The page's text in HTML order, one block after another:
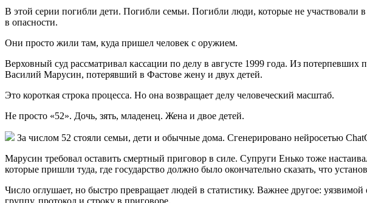
В этой серии погибли дети. Погибли семьи. Погибли люди, которые не участвовали
в опасности.
Они просто жили там, куда пришел человек с оружием.
Верховный суд рассматривал кассации по делу в августе 1999 года. Из
Василий Марусин, потерявший в Фастове жену и двух детей.
Это короткая строка процесса. Но она возвращает делу человеческий масштаб.
Не просто «52». Дочь, зять, младенец. Жена и двое детей.
За числом 52 стояли семьи, дети и обычные дома. Сгенерировано нейросетью
Марусин требовал оставить смертный приговор в силе. Супруги Енько тоже
которые пришли туда, где государство должно было окончательно сказать, что
Число оглушает, но быстро превращает людей в статистику. Важнее другое:
группу, протокол и строку в приговоре.